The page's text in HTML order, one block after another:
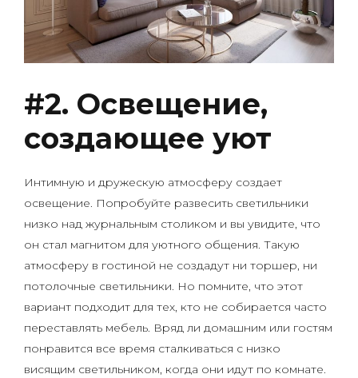
#2. Освещение,
создающее уют
Интимную и дружескую атмосферу создает
освещение. Попробуйте развесить светильники
низко над журнальным столиком и вы увидите, что
он стал магнитом для уютного общения. Такую
атмосферу в гостиной не создадут ни торшер, ни
потолочные светильники. Но помните, что этот
вариант подходит для тех, кто не собирается часто
переставлять мебель. Вряд ли домашним или гостям
понравится все время сталкиваться с низко
висящим светильником, когда они идут по комнате.